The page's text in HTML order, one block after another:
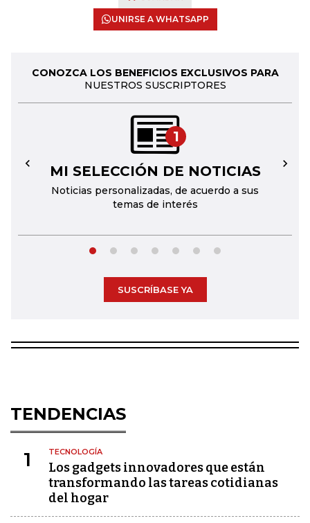
UNIRSE A WHATSAPP
CONOZCA LOS BENEFICIOS EXCLUSIVOS PARA
NUESTROS SUSCRIPTORES
1
MI SELECCIÓN DE NOTICIAS
Noticias personalizadas, de acuerdo a sus
temas de interés
← →
SUSCRÍBASE YA
TENDENCIAS
1 TECNOLOGÍA
Los gadgets innovadores que están
transformando las tareas cotidianas
del hogar